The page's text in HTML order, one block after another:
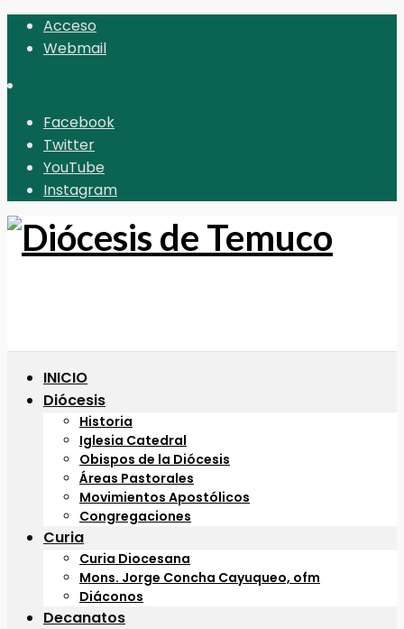
Acceso
Webmail
Facebook
Twitter
YouTube
Instagram
INICIO
Diócesis
Historia
Iglesia Catedral
Obispos de la Diócesis
Áreas Pastorales
Movimientos Apostólicos
Congregaciones
Curia
Curia Diocesana
Mons. Jorge Concha Cayuqueo, ofm
Diáconos
Decanatos